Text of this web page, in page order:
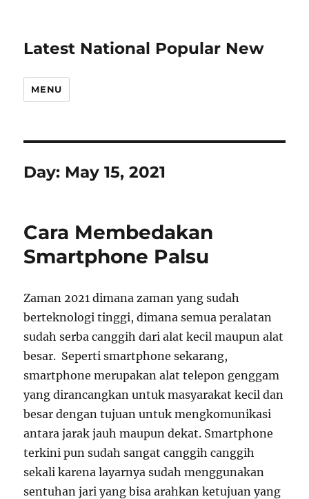
Latest National Popular New
MENU
Day: May 15, 2021
Cara Membedakan
Smartphone Palsu
Zaman 2021 dimana zaman yang sudah
berteknologi tinggi, dimana semua peralatan
sudah serba canggih dari alat kecil maupun alat
besar. Seperti smartphone sekarang,
smartphone merupakan alat telepon genggam
yang dirancangkan untuk masyarakat kecil dan
besar dengan tujuan untuk mengkomunikasi
antara jarak jauh maupun dekat. Smartphone
terkini pun sudah sangat canggih canggih
sekali karena layarnya sudah menggunakan
sentuhan jari yang bisa arahkan ketujuan yang